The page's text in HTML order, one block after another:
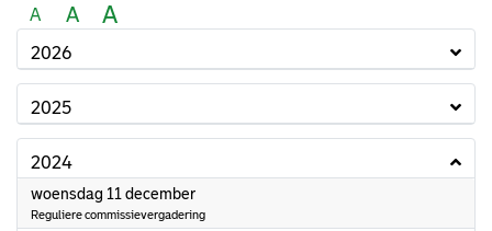
A A A
2026
2025
2024
woensdag 11 december2024
Reguliere commissievergadering